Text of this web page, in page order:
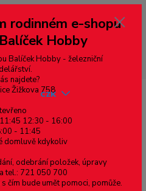
zemí, pokud chcete platit v eurech
přepočet měny - pravý horní roh ---
zásilku nevyzvednete, bude po
platbou za poštovné, v opačném
na blacklist a rušeny následující
Menu
CZK
rodinném e-shopu
Hobby
Balíček Hobby - železniční
najdete?
Žižkova 758
12:30 - 16:00
- 11:45
domluvě kdykoliv
odebrání položek, úpravy
tel.: 721 050 700
čím bude umět pomoci, pomůže.